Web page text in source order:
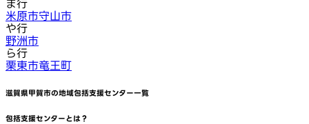
ま行
米原市守山市
や行
野洲市
ら行
栗東市竜王町
滋賀県甲賀市の地域包括支援センター一覧
包括支援センターとは？